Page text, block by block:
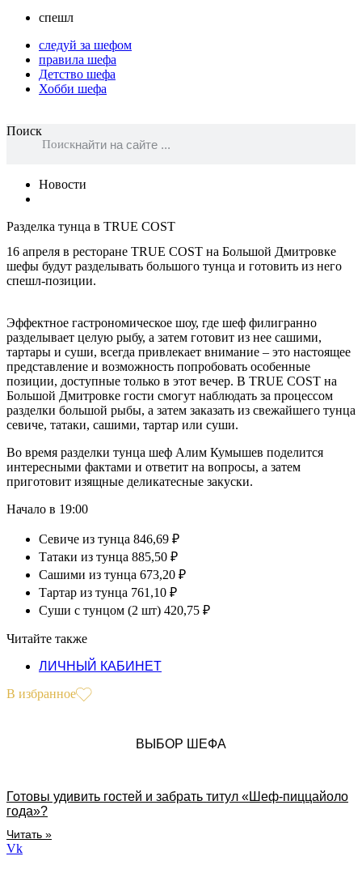
спешл
следуй за шефом
правила шефа
Детство шефа
Хобби шефа
Поиск
Поиск
Новости
Разделка тунца в TRUE COST
16 апреля в ресторане TRUE COST на Большой Дмитровке
шефы будут разделывать большого тунца и готовить из него
спешл-позиции.
Эффектное гастрономическое шоу, где шеф филигранно
разделывает целую рыбу, а затем готовит из нее сашими,
тартары и суши, всегда привлекает внимание – это настоящее
представление и возможность попробовать особенные
позиции, доступные только в этот вечер. В TRUE COST на
Большой Дмитровке гости смогут наблюдать за процессом
разделки большой рыбы, а затем заказать из свежайшего тунца
севиче, татаки, сашими, тартар или суши.
Во время разделки тунца шеф Алим Кумышев поделится
интересными фактами и ответит на вопросы, а затем
приготовит изящные деликатесные закуски.
Начало в 19:00
Севиче из тунца 846,69 ₽
Татаки из тунца 885,50 ₽
Сашими из тунца 673,20 ₽
Тартар из тунца 761,10 ₽
Суши с тунцом (2 шт) 420,75 ₽
Читайте также
ЛИЧНЫЙ КАБИНЕТ
В избранное
ВЫБОР ШЕФА
Готовы удивить гостей и забрать титул «Шеф-пиццайоло
года»?
Читать »
Vk